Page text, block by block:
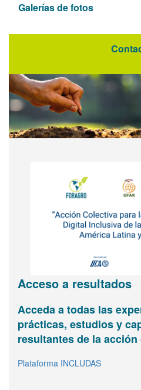
Galerías de fotos
Acceso a resultados
Acceda a todas las
prácticas, estudios y
resultantes de la
Plataforma INCLUDAS
Agricultura digital e
Infografía interactiva
Vea y comparta
FORAGRO en una
FORAGRO le
sumarse a su
Miembros